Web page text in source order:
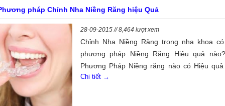
pháp Chỉnh Nha Niềng Răng hiệu Quả
28-09-2015 // 8,464 lượt xem
Chỉnh Nha Niềng Răng trong nha khoa
phương pháp Niềng Răng Hiệu quả
Phương Pháp Niềng răng nào có Hiệu
và Giá Niềng Răng hơp lý. Phương pháp
Chi tiết →